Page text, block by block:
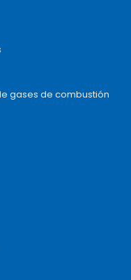
gases de combustión